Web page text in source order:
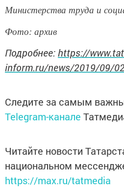
Министерства труда и
Фото: архив
Подробнее:https://
inform.ru/news/2019/09/
Следите за самым
Telegram-канале
Читайте новости
национальном
https://max.ru/tatmedia